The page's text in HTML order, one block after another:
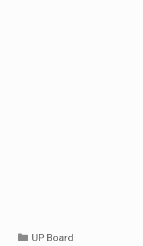
Categories
UP Board